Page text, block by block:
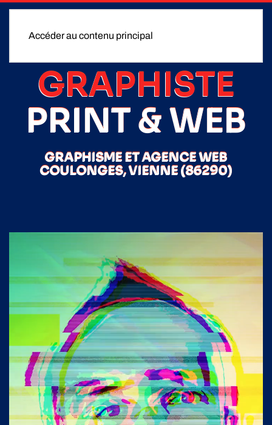
Accéder au contenu principal
GRAPHISTE
PRINT & WEB
GRAPHISME ET AGENCE WEB
COULONGES, VIENNE (86290)